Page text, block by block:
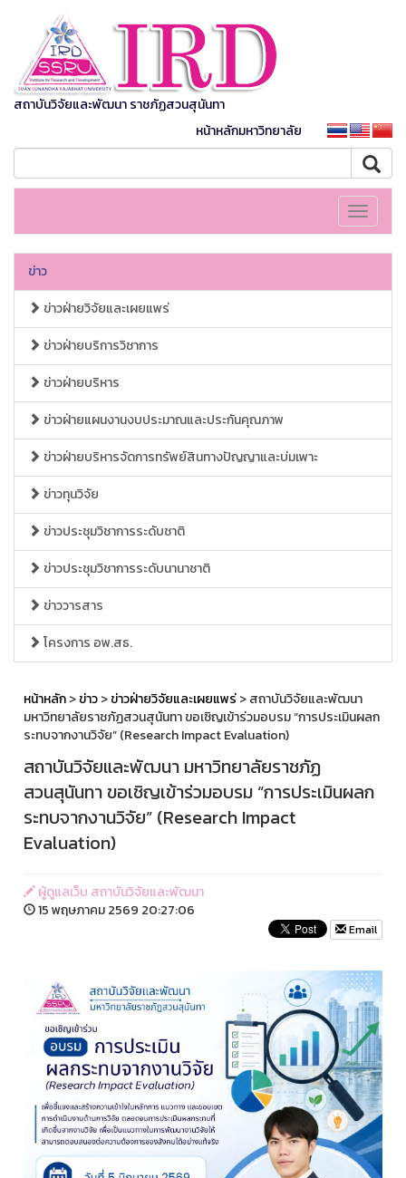
สถาบันวิจัยและพัฒนา ราชภัฏสวนสุนันทา
หน้าหลักมหาวิทยาลัย
Toggle
ข่าว
ข่าวฝ่ายวิจัยและเผยแพร่
ข่าวฝ่ายบริการวิชาการ
ข่าวฝ่ายบริหาร
ข่าวฝ่ายแผนงานงบประมาณและประกันคุณภาพ
ข่าวฝ่ายบริหารจัดการทรัพย์สินทางปัญญาและบ่มเพาะ
ข่าวทุนวิจัย
ข่าวประชุมวิชาการระดับชาติ
ข่าวประชุมวิชาการระดับนานาชาติ
ข่าววารสาร
โครงการ อพ.สธ.
หน้าหลัก>ข่าว>ข่าวฝ่ายวิจัยและเผยแพร่> สถาบันวิจัยและพัฒนา
มหาวิทยาลัยราชภัฏสวนสุนันทา ขอเชิญเข้าร่วมอบรม “การประเมินผลก
ระทบจากงานวิจัย” (Research Impact Evaluation)
สถาบันวิจัยและพัฒนา มหาวิทยาลัยราชภัฏ
สวนสุนันทา ขอเชิญเข้าร่วมอบรม “การประเมินผลก
ระทบจากงานวิจัย” (Research Impact
Evaluation)
ผู้ดูแลเว็บ สถาบันวิจัยและพัฒนา
15 พฤษภาคม 2569 20:27:06
Email